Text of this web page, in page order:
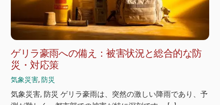
ゲリラ豪雨への備え：被害状況と総合的な防
災・対応策
気象災害, 防災
気象災害, 防災 ゲリラ豪雨は、突然の激しい降雨であり、予